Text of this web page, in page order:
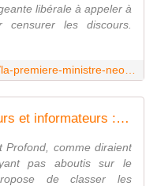
libérale à appeler à
censurer les discours.
Alerte a tous les réinformateurs et informateurs : La MIVILUDES veut classer les complotistes en mouvement sectaire ! - Vouillé un peu d'Histoire
Profond, comme diraient
pas aboutis sur le
de classer les